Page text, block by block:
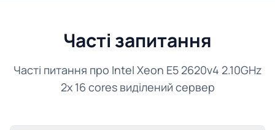
Часті запитання
Часті питання про Intel Xeon E5 2620v4 2.10GHz
2x 16 cores виділений сервер